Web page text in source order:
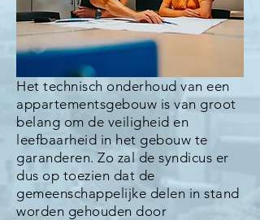
Het technisch onderhoud van een
appartementsgebouw is van groot
belang om de veiligheid en
leefbaarheid in het gebouw te
garanderen. Zo zal de syndicus er
dus op toezien dat de
gemeenschappelijke delen in stand
worden gehouden door